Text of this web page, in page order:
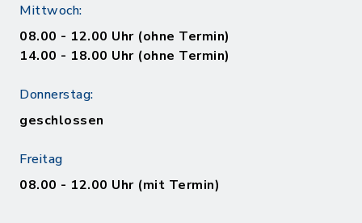
Mittwoch:
08.00 - 12.00 Uhr (ohne Termin)
14.00 - 18.00 Uhr (ohne Termin)
Donnerstag:
geschlossen
Freitag
08.00 - 12.00 Uhr (mit Termin)